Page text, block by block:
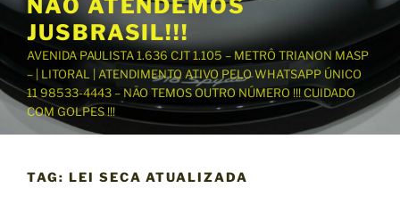
n
t
ú
d
NÃO ATENDEMOS
JUSBRASIL!!!
AVENIDA PAULISTA 1.636 CJT 1.105 – METRÔ TRIANON MASP
– | LITORAL | ATENDIMENTO ATIVO PELO WHATSAPP ÚNICO
11 98533-4443 – NÃO TEMOS OUTRO NÚMERO !!! CUIDADO
COM GOLPES !!!
TAG: LEI SECA ATUALIZADA